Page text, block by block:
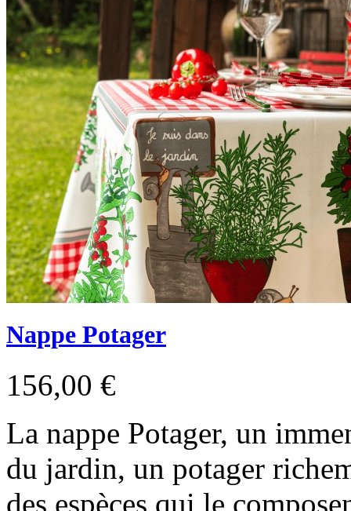
Nappe Potager
156,00 €
La nappe Potager, un
du jardin, un potager
des espèces qui le